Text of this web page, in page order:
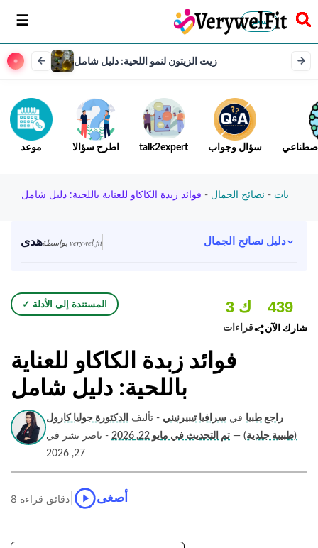
سخر
زيت الزيتون لنمو اللحية: دليل شامل
موعد اطرح سؤالا talk2expert سؤال وجواب
بات - نصائح الجمال - فوائد زبدة الكاكاو للعناية باللحية: دليل شامل
هدى بواسطة verywel fit دليل نصائح الجمال
✓ المستندة إلى الأدلة 3 ك
قراءات
439
شارك الآن
فوائد زبدة الكاكاو للعناية
باللحية: دليل شامل
راجع طبيا في سرافيا تيبيرنيني - تأليف
الدكتورة جوليا كارول
(طبيبة جلدية) — تم التحديث في مايو 22, 2026
- ناصر نشر في
27, 2026
8 دقائق قراءة أصغى